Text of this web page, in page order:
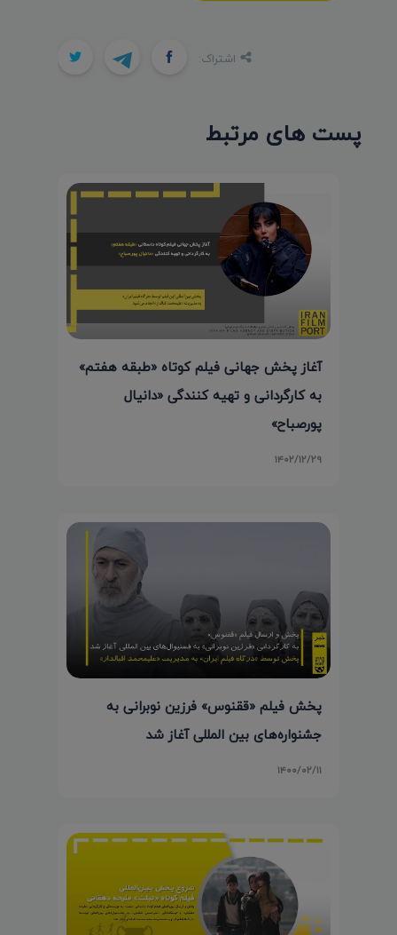
اشتراک:
پست های مرتبط
آغاز پخش جهانی فیلم کوتاه «طبقه هفتم»
به کارگردانی و تهیه کنندگی «دانیال
پورصباح»
۱۴۰۲/۱۲/۲۹
پخش فیلم «ققنوس» فرزین نوبرانی به
جشنواره‌های بین المللی آغاز شد
۱۴۰۰/۰۲/۱۱